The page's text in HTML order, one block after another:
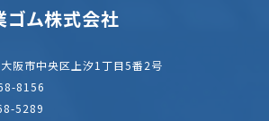
ゴム株式会社
阪市中央区上汐1丁目5番2号
8156
5289